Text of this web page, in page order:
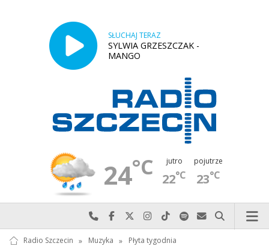
SŁUCHAJ TERAZ
SYLWIA GRZESZCZAK -
MANGO
24°C jutro
22°C
pojutrze
23°C
Najlepiej po prostu do nas zadzwoń
Odwiedź nas na Facebook-u
Odwiedź nas na X
Odwiedź nas na Instagram-ie
Odwiedź nas na TikTok-u
Szukaj nas na Spotify
Wyślij do nas
Szukaj
Radio Szczecin » Muzyka » Płyta tygodnia